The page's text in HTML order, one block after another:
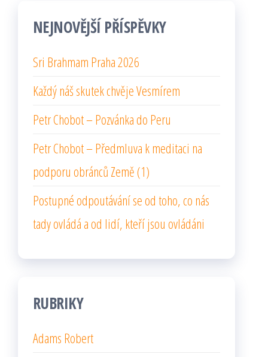
NEJNOVĚJŠÍ PŘÍSPĚVKY
Sri Brahmam Praha 2026
Každý náš skutek chvěje Vesmírem
Petr Chobot – Pozvánka do Peru
Petr Chobot – Předmluva k meditaci na
podporu obránců Země (1)
Postupné odpoutávání se od toho, co nás
tady ovládá a od lidí, kteří jsou ovládáni
RUBRIKY
Adams Robert